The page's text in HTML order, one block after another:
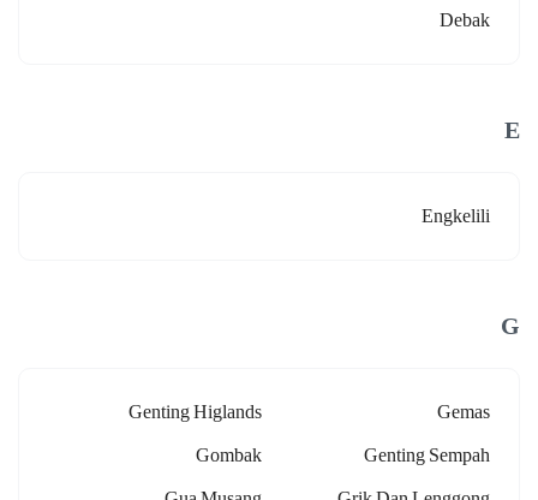
Debak
E
Engkelili
G
Gemas
Genting Higlands
Genting Sempah
Gombak